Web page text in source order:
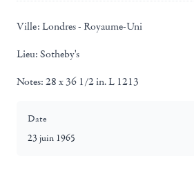
Ville: Londres - Royaume-Uni
Lieu: Sotheby's
Notes: 28 x 36 1/2 in. L 1213
Date
23 juin 1965